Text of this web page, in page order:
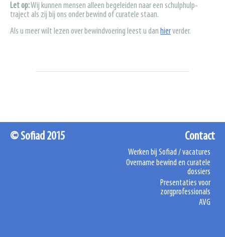
Let op:Wij kunnen mensen alleen begeleiden naar een schulphulp-
traject als zij bij ons onder bewind of curatele staan.
Als u meer wilt lezen over bewindvoering leest u dan hierverder.
© Sofiad 2015 Contact
Werken bij Sofiad / vacatures
Overname bewind en curatele
dossiers
Presentaties voor
zorgprofessionals
AVG